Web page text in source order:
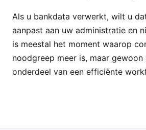
Als u bankdata verwerkt, wilt u
aanpast aan uw administratie en
is meestal het moment waarop
noodgreep meer is, maar gewoon
onderdeel van een efficiënte